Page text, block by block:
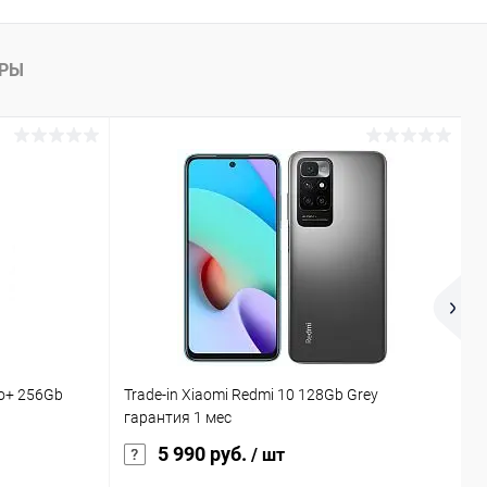
256Gb
Trade-in Xiaomi Redmi 10 128Gb Grey
гарантия 1 мес
5 990 руб. / шт